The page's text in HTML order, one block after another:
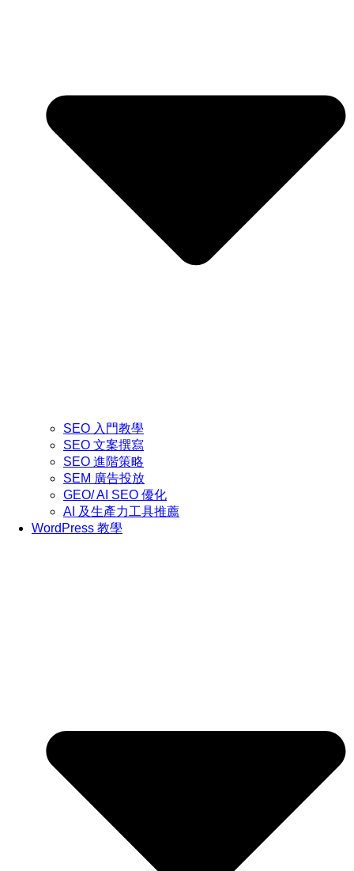
SEO 入門教學
SEO 文案撰寫
SEO 進階策略
SEM 廣告投放
GEO/ AI SEO 優化
AI 及生產力工具推薦
WordPress 教學